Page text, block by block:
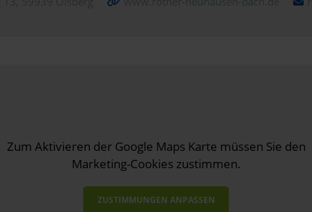
Zum Aktivieren der Google Maps Karte müssen Sie den
Marketing-Cookies zustimmen.
ZUSTIMMUNGEN ANPASSEN